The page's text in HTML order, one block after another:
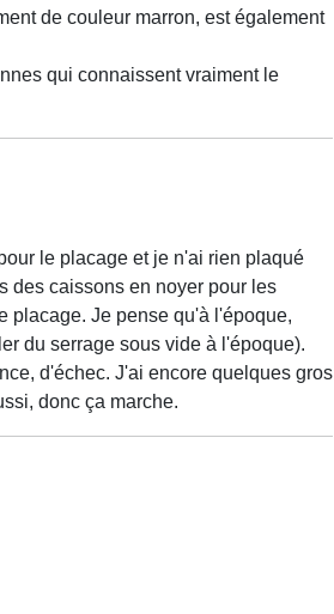
de couleur marron, est également
qui connaissent vraiment le
le placage et je n'ai rien plaqué
des caissons en noyer pour les
placage. Je pense qu'à l'époque,
du serrage sous vide à l'époque).
d'échec. J'ai encore quelques gros
donc ça marche.